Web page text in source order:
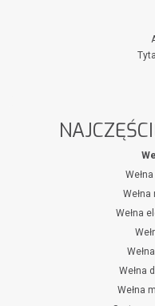
Wełna
Wełna
Wełna